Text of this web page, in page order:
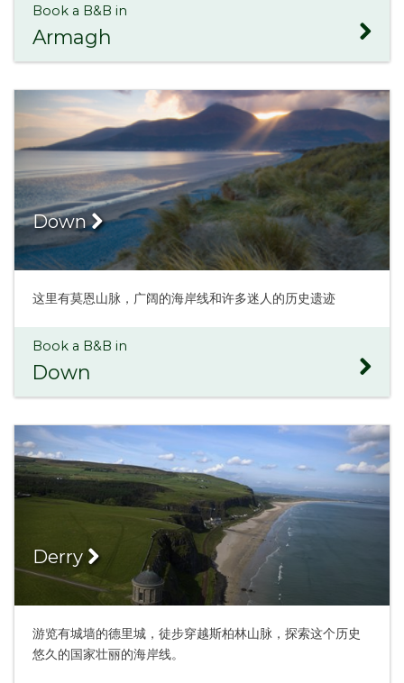
Book a B&B in
Armagh
Down
这里有莫恩山脉，广阔的海岸线和许多迷人的历史遗迹
Book a B&B in
Down
Derry
游览有城墙的德里城，徒步穿越斯柏林山脉，探索这个历史
悠久的国家壮丽的海岸线。